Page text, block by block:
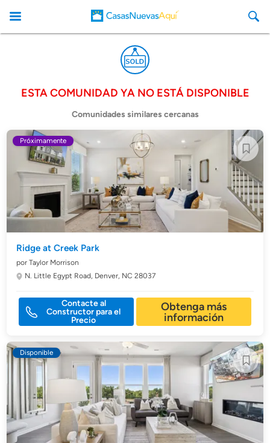
ESTA COMUNIDAD YA NO ESTÁ DISPONIBLE
Comunidades similares cercanas
Próximamente
Ridge at Creek Park
por Taylor Morrison
N. Little Egypt Road, Denver, NC 28037
Contacte al
Constructor para el
Precio
Obtenga más
información
Disponible